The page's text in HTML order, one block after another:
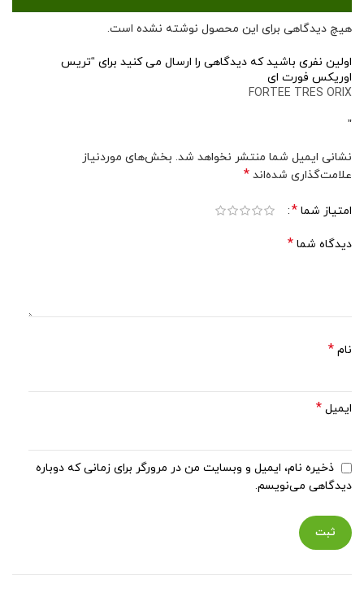
هیچ دیدگاهی برای این محصول نوشته نشده است.
اولین نفری باشید که دیدگاهی را ارسال می کنید برای “تریس
اوریکس فورت ای
FORTEE TRES ORIX
”
نشانی ایمیل شما منتشر نخواهد شد. بخش‌های موردنیاز
علامت‌گذاری شده‌اند *
امتیاز شما *
دیدگاه شما *
نام *
ایمیل *
ذخیره نام، ایمیل و وبسایت من در مرورگر برای زمانی که دوباره
دیدگاهی می‌نویسم.